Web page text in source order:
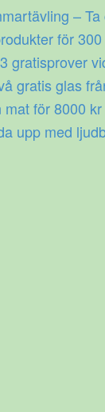
–
för
gratisprover
gratis glas
mat för 8000
upp med